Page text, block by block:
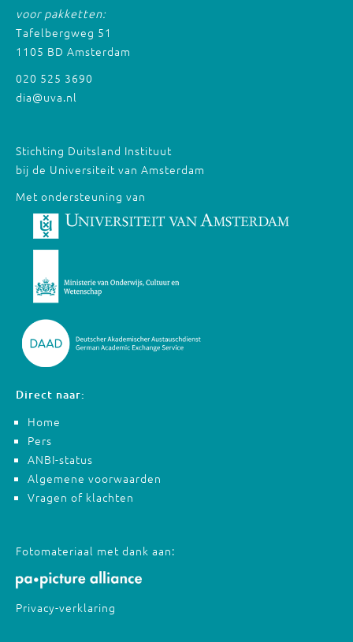
voor pakketten:
Tafelbergweg 51
1105 BD Amsterdam
020 525 3690
dia@uva.nl
Stichting Duitsland Instituut
bij de Universiteit van Amsterdam
Met ondersteuning van
Direct naar:
Home
Pers
ANBI-status
Algemene voorwaarden
Vragen of klachten
Fotomateriaal met dank aan:
Privacy-verklaring